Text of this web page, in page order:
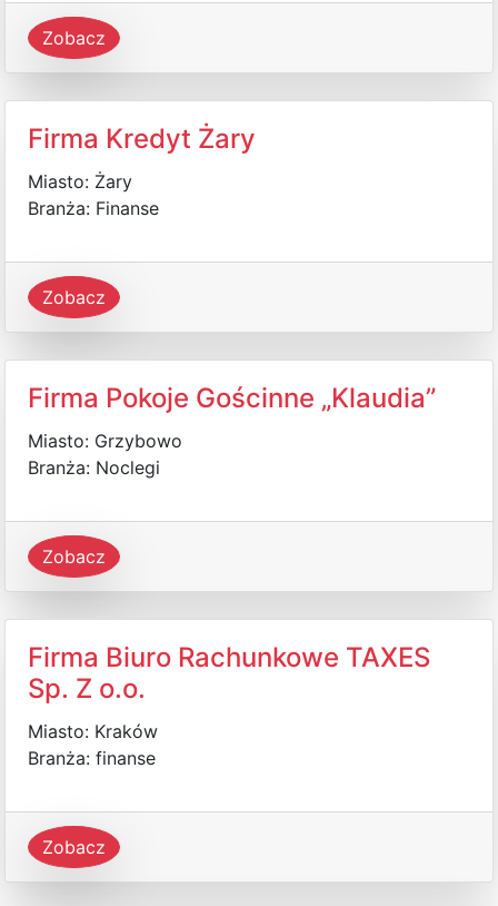
Zobacz
Firma Kredyt Żary
Miasto: Żary
Branża: Finanse
Zobacz
Firma Pokoje Gościnne „Klaudia”
Miasto: Grzybowo
Branża: Noclegi
Zobacz
Firma Biuro Rachunkowe TAXES
Sp. Z o.o.
Miasto: Kraków
Branża: finanse
Zobacz